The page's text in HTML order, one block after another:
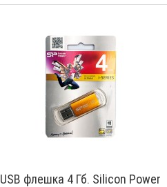
USB флешка 4 Гб. Silicon Power